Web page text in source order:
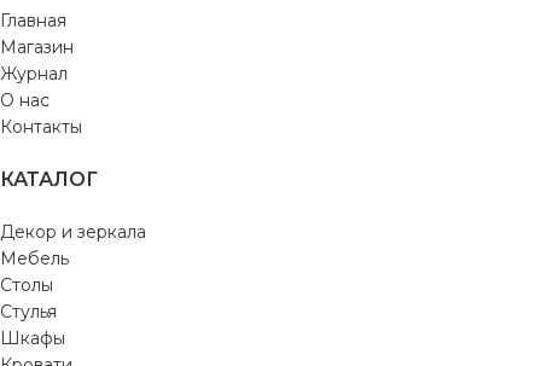
Главная
Магазин
Журнал
О нас
Контакты
КАТАЛОГ
Декор и зеркала
Мебель
Столы
Стулья
Шкафы